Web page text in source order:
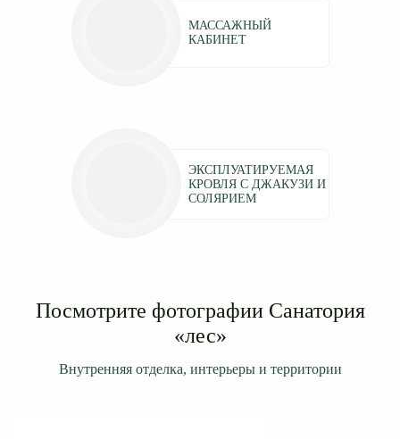
МАССАЖНЫЙ
КАБИНЕТ
ЭКСПЛУАТИРУЕМАЯ
КРОВЛЯ С ДЖАКУЗИ И
СОЛЯРИЕМ
Посмотрите фотографии Санатория
«лес»
Внутренняя отделка, интерьеры и территории